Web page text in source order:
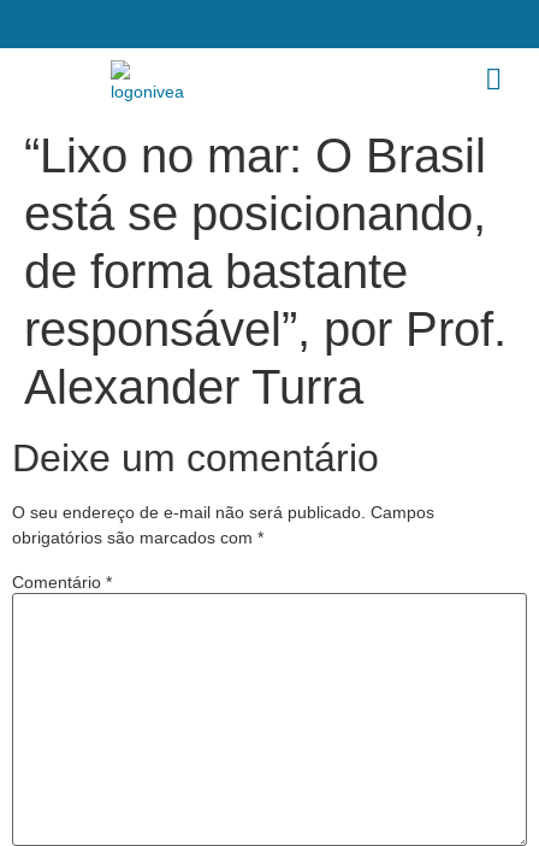
“Lixo no mar: O Brasil
está se posicionando,
de forma bastante
responsável”, por Prof.
Alexander Turra
Deixe um comentário
O seu endereço de e-mail não será publicado. Campos
obrigatórios são marcados com *
Comentário *